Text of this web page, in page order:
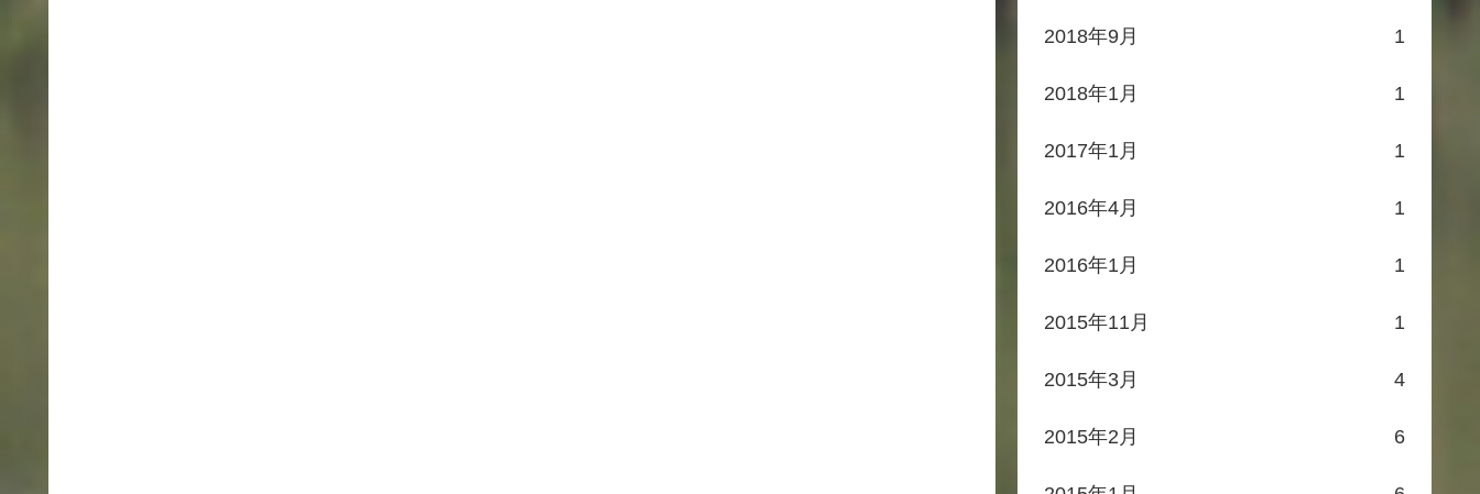
2018年9月 1
2018年1月 1
2017年1月 1
2016年4月 1
2016年1月 1
2015年11月 1
2015年3月 4
2015年2月 6